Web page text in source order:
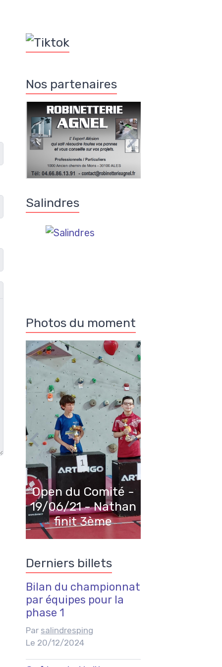
Nos partenaires
Salindres
Photos du moment
Open du Comité -
19/06/21 - Nathan
finit 3ème
Derniers billets
Bilan du championnat
par équipes pour la
phase 1
Par salindresping
Le 20/12/2024